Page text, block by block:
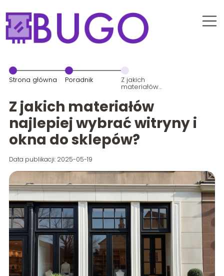
Strona główna Poradnik Z jakich
materiałów
wybrać
witryny i okna
do sklepów?
Z jakich materiałów
najlepiej wybrać witryny i
okna do sklepów?
Data publikacji: 2025-05-19